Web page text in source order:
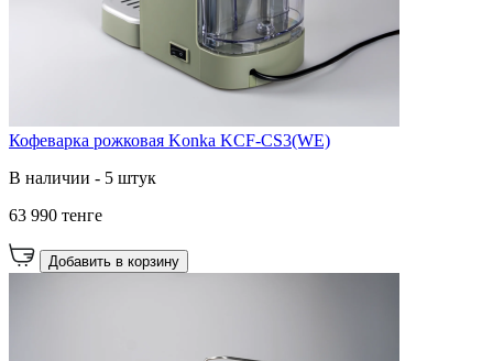
Кофеварка рожковая Konka KCF-CS3(WE)
В наличии - 5 штук
63 990 тенге
Добавить в корзину